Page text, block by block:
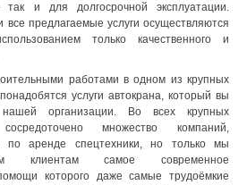
так и для долгосрочной эксплуатации.
предлагаемые услуги осуществляются
только качественного и
работами в одном из крупных
услуги автокрана, который вы
организации. Во всех крупных
множество компаний,
по аренде спецтехники, но только мы
клиентам самое современное
которого даже самые трудоёмкие